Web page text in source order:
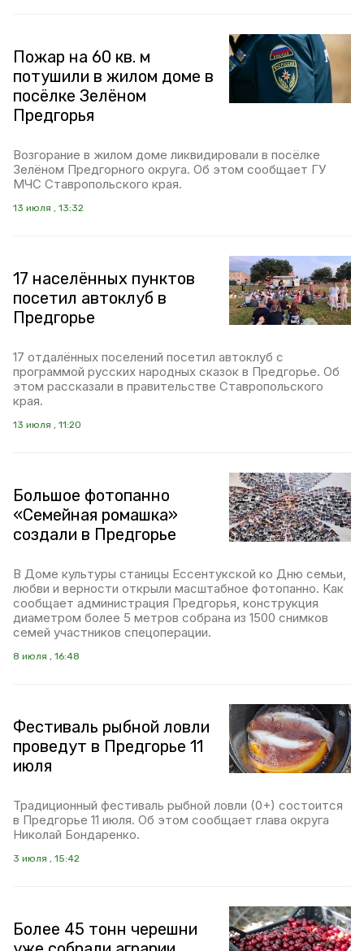
Пожар на 60 кв. м
потушили в жилом доме в
посёлке Зелёном
Предгорья
Возгорание в жилом доме ликвидировали в посёлке
Зелёном Предгорного округа. Об этом сообщает ГУ
МЧС Ставропольского края.
13 июля , 13:32
17 населённых пунктов
посетил автоклуб в
Предгорье
17 отдалённых поселений посетил автоклуб с
программой русских народных сказок в Предгорье. Об
этом рассказали в правительстве Ставропольского
края.
13 июля , 11:20
Большое фотопанно
«Семейная ромашка»
создали в Предгорье
В Доме культуры станицы Ессентукской ко Дню семьи,
любви и верности открыли масштабное фотопанно. Как
сообщает администрация Предгорья, конструкция
диаметром более 5 метров собрана из 1500 снимков
семей участников спецоперации.
8 июля , 16:48
Фестиваль рыбной ловли
проведут в Предгорье 11
июля
Традиционный фестиваль рыбной ловли (0+) состоится
в Предгорье 11 июля. Об этом сообщает глава округа
Николай Бондаренко.
3 июля , 15:42
Более 45 тонн черешни